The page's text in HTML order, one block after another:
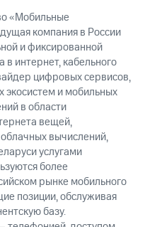
«Мобильные
компания в России
и фиксированной
в интернет, кабельного
цифровых сервисов,
экосистем и мобильных
в области
вещей,
вычислений,
услугами
более
рынке мобильного
позиции, обслуживая
базу.